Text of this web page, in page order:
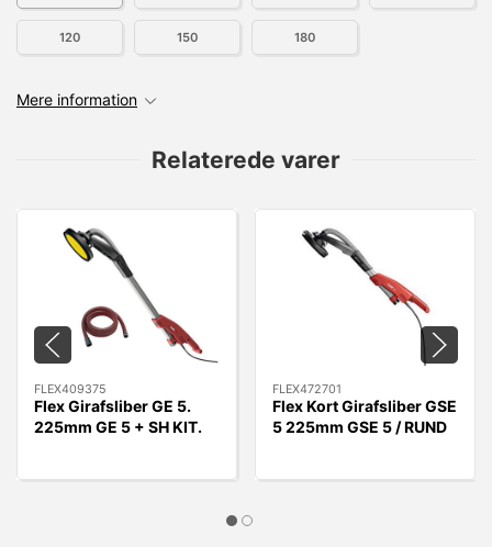
120 150 180
Mere information
Relaterede varer
FLEX409375
Flex Girafsliber GE 5.
225mm GE 5 + SH KIT.
FLEX472701
Flex Kort Girafsliber GSE
5 225mm GSE 5 / RUND